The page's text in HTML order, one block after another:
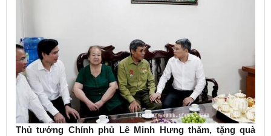
Thủ tướng Chính phủ Lê Minh Hưng thăm, tặng quà